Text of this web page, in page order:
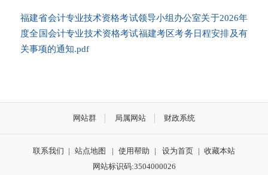
福建省会计专业技术资格考试领导小组办公室关于2026年
度全国会计专业技术资格考试福建考区考务日程安排及有
关事项的通知.pdf
网站群 局属网站 财政系统
联系我们 | 站点地图 | 使用帮助 | 设为首页 | 收藏本站
网站标识码:3504000026